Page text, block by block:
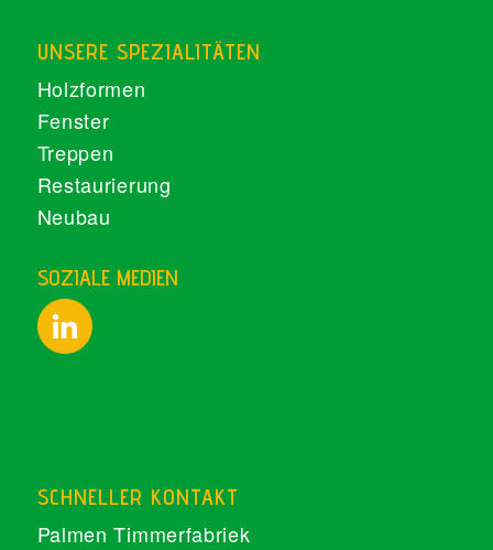
UNSERE SPEZIALITÄTEN
Holzformen
Fenster
Treppen
Restaurierung
Neubau
SOZIALE MEDIEN
SCHNELLER KONTAKT
Palmen Timmerfabriek